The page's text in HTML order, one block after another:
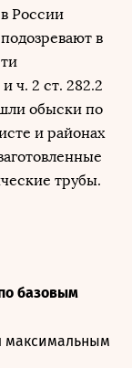
России
в
ч. 2 ст. 282.2
обыски по
и районах
трубы.
базовым
максимальным